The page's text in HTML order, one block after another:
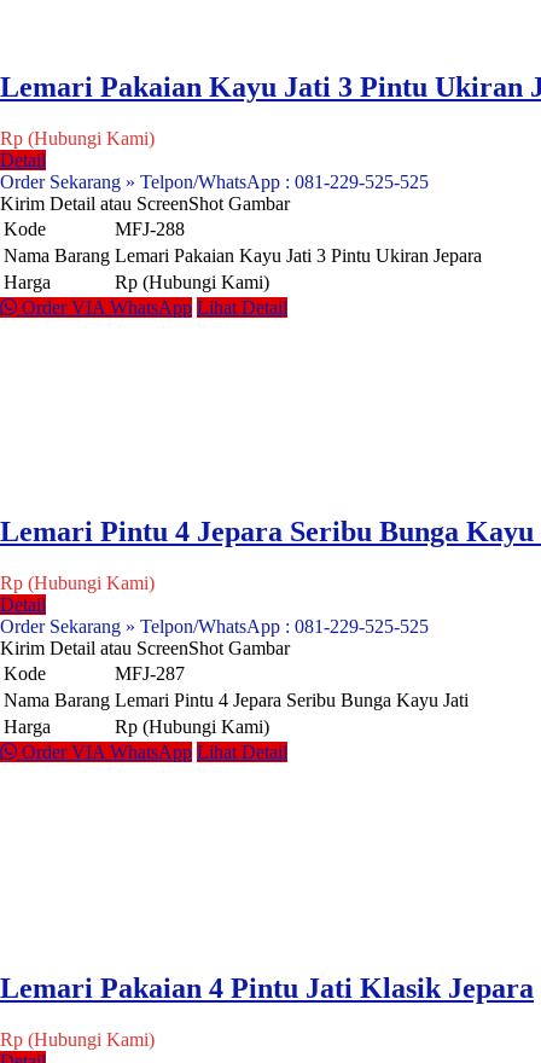
Lemari Pakaian Kayu Jati 3 Pintu Ukiran
Rp (Hubungi Kami)
Detail
Order Sekarang » Telpon/WhatsApp : 081-229-525-525
Kirim Detail atau ScreenShot Gambar
Kode
MFJ-288
Nama Barang Lemari Pakaian Kayu Jati 3 Pintu Ukiran Jepara
Harga
Rp (Hubungi Kami)
Order VIA WhatsApp Lihat Detail
Lemari Pintu 4 Jepara Seribu Bunga
Rp (Hubungi Kami)
Detail
Order Sekarang » Telpon/WhatsApp : 081-229-525-525
Kirim Detail atau ScreenShot Gambar
Kode
MFJ-287
Nama Barang Lemari Pintu 4 Jepara Seribu Bunga Kayu Jati
Harga
Rp (Hubungi Kami)
Order VIA WhatsApp Lihat Detail
Lemari Pakaian 4 Pintu Jati Klasik Jepara
Rp (Hubungi Kami)